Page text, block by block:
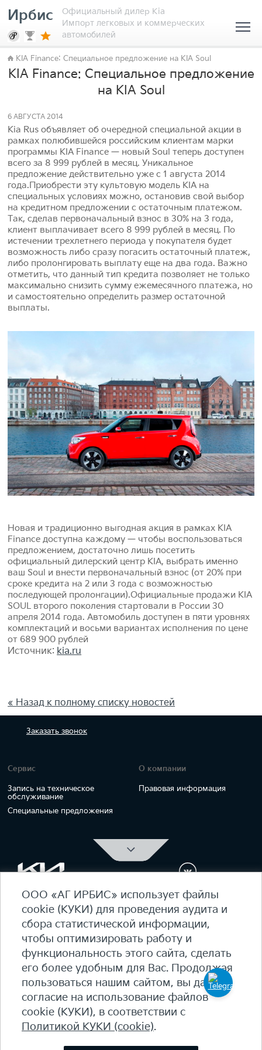
Ирбис
Официальный дилер Kia
Импорт легковых и коммерческих
автомобилей
KIA Finance: Специальное предложение на KIA Soul
KIA Finance: Специальное предложение
на KIA Soul
6 АВГУСТА 2014
Kia Rus объявляет об очередной специальной акции в
рамках полюбившейся российским клиентам марки
программы KIA Finance — новый Soul теперь доступен
всего за 8 999 рублей в месяц. Уникальное
предложение действительно уже с 1 августа 2014
года.Приобрести эту культовую модель KIA на
специальных условиях можно, остановив свой выбор
на кредитном предложении с остаточным платежом.
Так, сделав первоначальный взнос в 30% на 3 года,
клиент выплачивает всего 8 999 рублей в месяц. По
истечении трехлетнего периода у покупателя будет
возможность либо сразу погасить остаточный платеж,
либо пролонгировать выплату еще на два года. Важно
отметить, что данный тип кредита позволяет не только
максимально снизить сумму ежемесячного платежа, но
и самостоятельно определить размер остаточной
выплаты.
Новая и традиционно выгодная акция в рамках KIA
Finance доступна каждому — чтобы воспользоваться
предложением, достаточно лишь посетить
официальный дилерский центр KIA, выбрать именно
ваш Soul и внести первоначальный взнос (от 20% при
сроке кредита на 2 или 3 года с возможностью
последующей пролонгации).Официальные продажи KIA
SOUL второго поколения стартовали в России 30
апреля 2014 года. Автомобиль доступен в пяти уровнях
комплектаций и восьми вариантах исполнения по цене
от 689 900 рублей
Источник: kia.ru
« Назад к полному списку новостей
Заказать звонок
Сервис
Запись на техническое
обслуживание
Специальные предложения
О компании
Правовая информация
ОФИЦИАЛЬНЫЙ ДИЛЕР Kia Ирбис
ежедневно 09:00 - 21:00
7 (495) 476-39-64
Карта сайта
Политика конфиденциальности
Политика КУКИ (cookie)
+7(495) 644-18-18
© 2026 Студеный пр-д, 7Б - 90 км МКАД, внутренняя
сторона​
ООО «АГ ИРБИС» использует файлы
cookie (КУКИ) для проведения аудита и
сбора статистической информации,
чтобы оптимизировать работу и
функциональность этого сайта, сделать
его более удобным для Вас. Продолжая
пользоваться нашим сайтом, вы даете
согласие на использование файлов
cookie (КУКИ), в соответствии с
Политикой КУКИ (cookie).